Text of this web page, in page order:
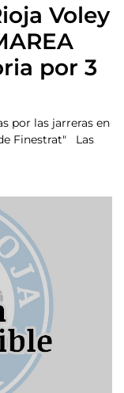
Voley
por 3
por las jarreras en
Finestrat" Las